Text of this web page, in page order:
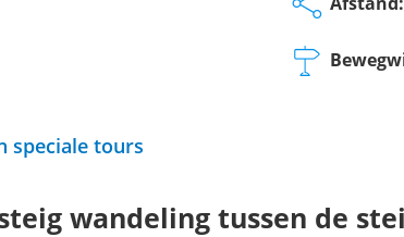
speciale tours
wandeling tussen de